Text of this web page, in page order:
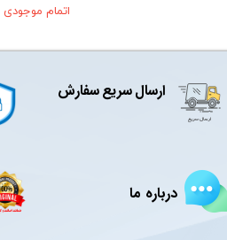
اتمام موجودی
ارسال سریع سفارش
درباره ما